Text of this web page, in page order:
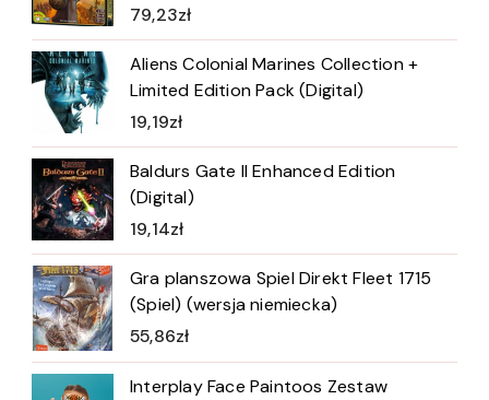
79,23zł
Aliens Colonial Marines Collection +
Limited Edition Pack (Digital)
19,19zł
Baldurs Gate II Enhanced Edition
(Digital)
19,14zł
Gra planszowa Spiel Direkt Fleet 1715
(Spiel) (wersja niemiecka)
55,86zł
Interplay Face Paintoos Zestaw